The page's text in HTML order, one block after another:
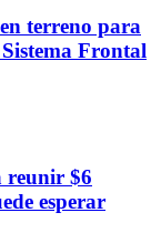
terreno para
Frontal
reunir $6
esperar